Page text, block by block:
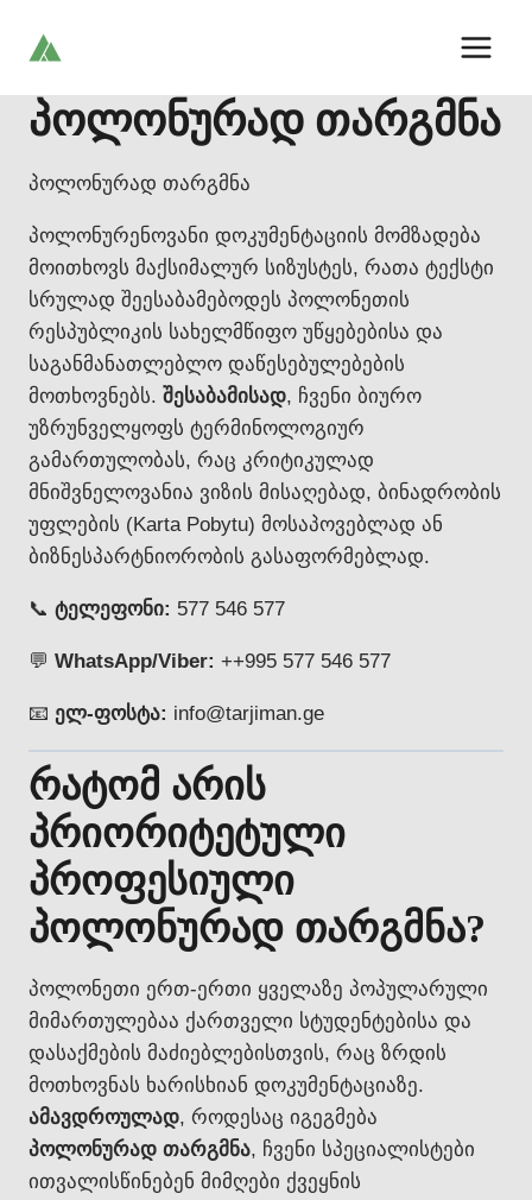
პოლონურად თარგმნა
პოლონურად თარგმნა
პოლონურენოვანი დოკუმენტაციის მომზადება
მოითხოვს მაქსიმალურ სიზუსტეს, რათა ტექსტი
სრულად შეესაბამებოდეს პოლონეთის
რესპუბლიკის სახელმწიფო უწყებებისა და
საგანმანათლებლო დაწესებულებების
მოთხოვნებს. შესაბამისად, ჩვენი ბიურო
უზრუნველყოფს ტერმინოლოგიურ
გამართულობას, რაც კრიტიკულად
მნიშვნელოვანია ვიზის მისაღებად, ბინადრობის
უფლების (Karta Pobytu) მოსაპოვებლად ან
ბიზნესპარტნიორობის გასაფორმებლად.
📞 ტელეფონი: 577 546 577
💬 WhatsApp/Viber: ++995 577 546 577
📧 ელ-ფოსტა: info@tarjiman.ge
რატომ არის
პრიორიტეტული
პროფესიული
პოლონურად თარგმნა?
პოლონეთი ერთ-ერთი ყველაზე პოპულარული
მიმართულებაა ქართველი სტუდენტებისა და
დასაქმების მაძიებლებისთვის, რაც ზრდის
მოთხოვნას ხარისხიან დოკუმენტაციაზე.
ამავდროულად, როდესაც იგეგმება
პოლონურად თარგმნა, ჩვენი სპეციალისტები
ითვალისწინებენ მიმღები ქვეყნის